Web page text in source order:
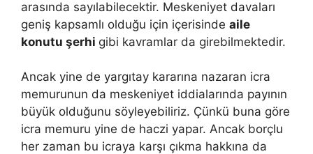
arasında sayılabilecektir. Meskeniyet davaları
geniş kapsamlı olduğu için içerisinde aile
konutu şerhi gibi kavramlar da girebilmektedir.
Ancak yine de yargıtay kararına nazaran icra
memurunun da meskeniyet iddialarında payının
büyük olduğunu söyleyebiliriz. Çünkü buna göre
icra memuru yine de haczi yapar. Ancak borçlu
her zaman bu icraya karşı çıkma hakkına da